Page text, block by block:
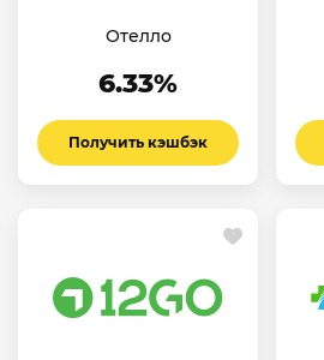
Отелло
6.33%
Получить кэшбэк